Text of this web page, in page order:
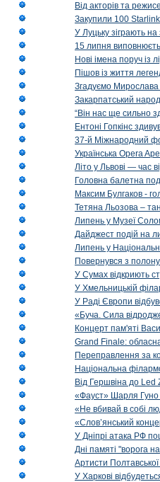
Від акторів та
Закупили 100 Starlink
У Луцьку зіграють на
15 липня
Нові імена поруч із
Пішов із життя
Згадуємо
Закарпатський
“Він нас ще сильно
Ентоні Гопкінс
37-й Міжнародний
Українська Opera
Літо у Львові — час
Головна балетна
Максим Булгаков -
Тетяна Льозова –
Липень у Музеї
Дайджест подій на
Липень у
Повернувся з полону
У Сумах відкриють
У Хмельницькій
У Раді Європи
«Буча. Сила
Концерт пам'яті
Grand Finale:
Переправлення за
Національна
Від Гершвіна до Led
«Фауст» Шарля Гуно
«Не вбивай в собі
«Слов’янський
У Дніпрі атака РФ
Дні памяті "ворога
Артисти
У Харкові